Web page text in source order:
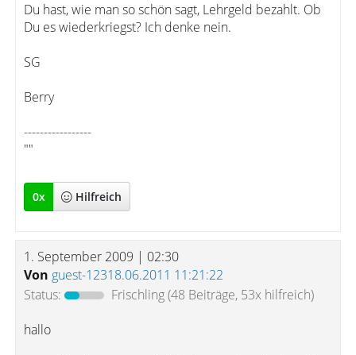
Du hast, wie man so schön sagt, Lehrgeld bezahlt. Ob
Du es wiederkriegst? Ich denke nein.
SG
Berry
-----------------
""
0x Hilfreich
1. September 2009 | 02:30
Von guest-12318.06.2011 11:21:22
Status:
Frischling(48 Beiträge, 53x hilfreich)
hallo